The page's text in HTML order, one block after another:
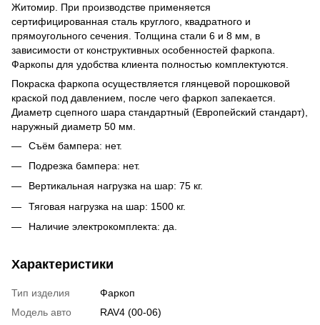
Житомир. При производстве применяется
сертифицированная сталь круглого, квадратного и
прямоугольного сечения. Толщина стали 6 и 8 мм, в
зависимости от конструктивных особенностей фаркопа.
Фаркопы для удобства клиента полностью комплектуются.
Покраска фаркопа осуществляется глянцевой порошковой
краской под давлением, после чего фаркоп запекается.
Диаметр сцепного шара стандартный (Европейский стандарт),
наружный диаметр 50 мм.
Съём бампера: нет.
Подрезка бампера: нет.
Вертикальная нагрузка на шар: 75 кг.
Тяговая нагрузка на шар: 1500 кг.
Наличие электрокомплекта: да.
Характеристики
Тип изделия
Фаркоп
Модель авто
RAV4 (00-06)